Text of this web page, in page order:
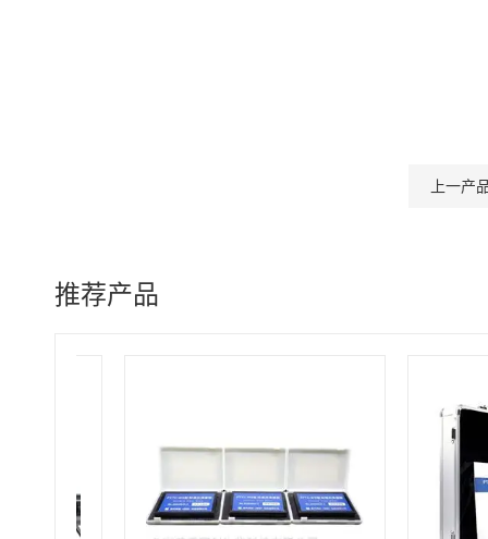
上一产
推荐产品